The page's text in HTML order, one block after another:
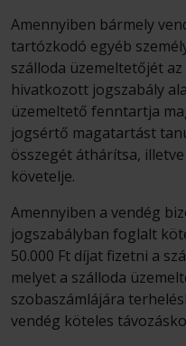
Amennyiben bármely
tartózkodó egyéb
szálloda üzemeltetőjét
hivatkozott jogszabály
üzemeltető fenntartja
jogsértő magatartást
összegét áthárítsa,
követelje.
Amennyiben a vendég
jogszabályban foglalt
50.000 Ft díjat fizetni a
melyet a szálloda
szobaszámlájára
vendég köteles